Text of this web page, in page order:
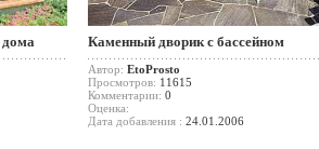
дома Каменный дворик с бассейном
Автор: EtoProsto
Просмотров: 11615
Комментарии: 0
Оценка:
Дата добавления : 24.01.2006